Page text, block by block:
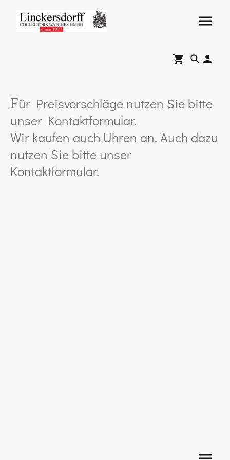
Für Preisvorschläge nutzen Sie bitte
unser Kontaktformular.
Wir kaufen auch Uhren an. Auch dazu
nutzen Sie bitte unser
Kontaktformular.